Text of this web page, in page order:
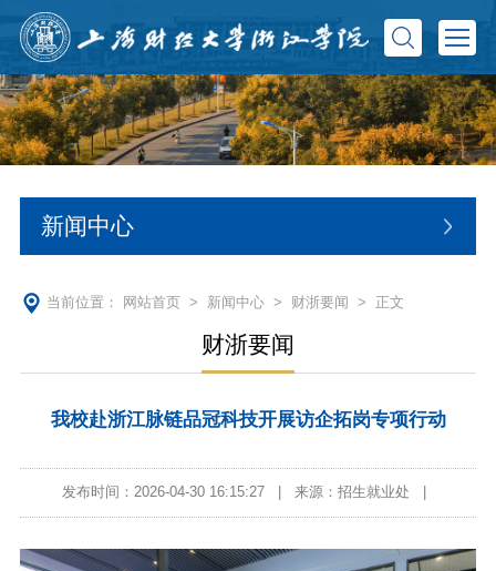
新闻中心
当前位置： 网站首页> 新闻中心> 财浙要闻 > 正文
财浙要闻
我校赴浙江脉链品冠科技开展访企拓岗专项行动
发布时间：2026-04-30 16:15:27| 来源：招生就业处